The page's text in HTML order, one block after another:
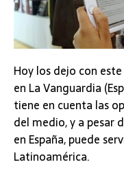
Hoy los dejo con
en La Vanguardia
tiene en cuenta las
del medio, y a pesar
en España, puede
Latinoamérica.